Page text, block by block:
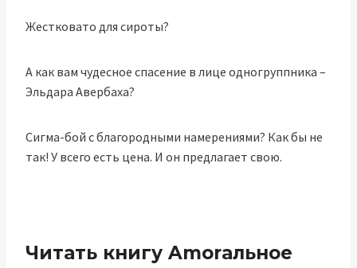
Жестковато для сироты?
А как вам чудесное спасение в лице одногруппника –
Эльдара Авербаха?
Сигма-бой с благородными намерениями? Как бы не
так! У всего есть цена. И он предлагает свою.
Читать книгу Amorальное